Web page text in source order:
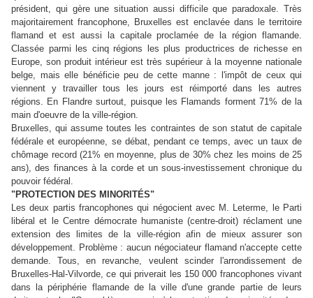
président, qui gère une situation aussi difficile que paradoxale. Très
majoritairement francophone, Bruxelles est enclavée dans le territoire
flamand et est aussi la capitale proclamée de la région flamande.
Classée parmi les cinq régions les plus productrices de richesse en
Europe, son produit intérieur est très supérieur à la moyenne nationale
belge, mais elle bénéficie peu de cette manne : l'impôt de ceux qui
viennent y travailler tous les jours est réimporté dans les autres
régions. En Flandre surtout, puisque les Flamands forment 71% de la
main d'oeuvre de la ville-région.
Bruxelles, qui assume toutes les contraintes de son statut de capitale
fédérale et européenne, se débat, pendant ce temps, avec un taux de
chômage record (21% en moyenne, plus de 30% chez les moins de 25
ans), des finances à la corde et un sous-investissement chronique du
pouvoir fédéral.
"PROTECTION DES MINORITÉS"
Les deux partis francophones qui négocient avec M. Leterme, le Parti
libéral et le Centre démocrate humaniste (centre-droit) réclament une
extension des limites de la ville-région afin de mieux assurer son
développement. Problème : aucun négociateur flamand n'accepte cette
demande. Tous, en revanche, veulent scinder l'arrondissement de
Bruxelles-Hal-Vilvorde, ce qui priverait les 150 000 francophones vivant
dans la périphérie flamande de la ville d'une grande partie de leurs